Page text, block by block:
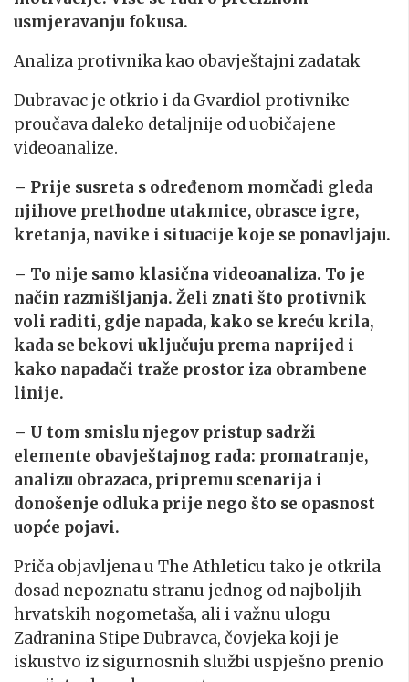
usmjeravanju fokusa.
Analiza protivnika kao obavještajni zadatak
Dubravac je otkrio i da Gvardiol protivnike
proučava daleko detaljnije od uobičajene
videoanalize.
– Prije susreta s određenom momčadi gleda
njihove prethodne utakmice, obrasce igre,
kretanja, navike i situacije koje se ponavljaju.
– To nije samo klasična videoanaliza. To je
način razmišljanja. Želi znati što protivnik
voli raditi, gdje napada, kako se kreću krila,
kada se bekovi uključuju prema naprijed i
kako napadači traže prostor iza obrambene
linije.
– U tom smislu njegov pristup sadrži
elemente obavještajnog rada: promatranje,
analizu obrazaca, pripremu scenarija i
donošenje odluka prije nego što se opasnost
uopće pojavi.
Priča objavljena u The Athleticu tako je otkrila
dosad nepoznatu stranu jednog od najboljih
hrvatskih nogometaša, ali i važnu ulogu
Zadranina Stipe Dubravca, čovjeka koji je
iskustvo iz sigurnosnih službi uspješno prenio